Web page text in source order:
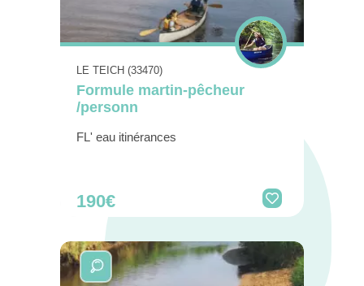
LE TEICH (33470)
Formule martin-pêcheur
/personn
FL' eau itinérances
190€